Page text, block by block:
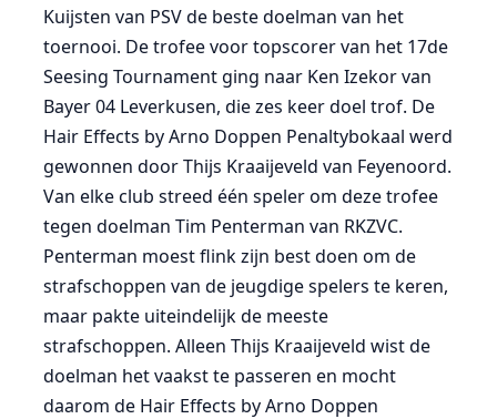
Kuijsten van PSV de beste doelman van het
toernooi. De trofee voor topscorer van het 17de
Seesing Tournament ging naar Ken Izekor van
Bayer 04 Leverkusen, die zes keer doel trof. De
Hair Effects by Arno Doppen Penaltybokaal werd
gewonnen door Thijs Kraaijeveld van Feyenoord.
Van elke club streed één speler om deze trofee
tegen doelman Tim Penterman van RKZVC.
Penterman moest flink zijn best doen om de
strafschoppen van de jeugdige spelers te keren,
maar pakte uiteindelijk de meeste
strafschoppen. Alleen Thijs Kraaijeveld wist de
doelman het vaakst te passeren en mocht
daarom de Hair Effects by Arno Doppen